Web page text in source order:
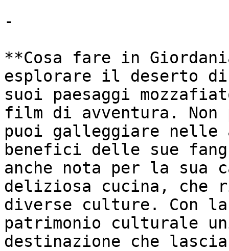
-
**Cosa fare in
esplorare il deserto di
suoi paesaggi
film di avventura. Non
puoi galleggiare nelle
benefici delle sue
anche nota per la
deliziosa cucina,
diverse culture. Con
patrimonio culturale
destinazione che